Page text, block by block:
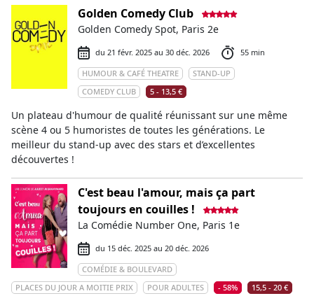
Golden Comedy Club
Golden Comedy Spot, Paris 2e
du 21 févr. 2025 au 30 déc. 2026
55 min
HUMOUR & CAFÉ THEATRE
STAND-UP
COMEDY CLUB
5 - 13,5 €
Un plateau d'humour de qualité réunissant sur une même
scène 4 ou 5 humoristes de toutes les générations. Le
meilleur du stand-up avec des stars et d’excellentes
découvertes !
C'est beau l'amour, mais ça part
toujours en couilles !
La Comédie Number One, Paris 1e
du 15 déc. 2025 au 20 déc. 2026
COMÉDIE & BOULEVARD
PLACES DU JOUR A MOITIE PRIX
POUR ADULTES - 58% 15,5 - 20 €